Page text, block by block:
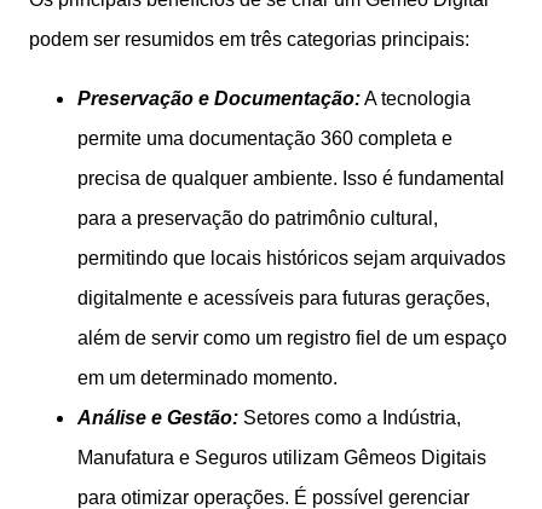
podem ser resumidos em três categorias principais:
Preservação e Documentação:A tecnologia
permite uma documentação 360 completa e
precisa de qualquer ambiente. Isso é fundamental
para a preservação do patrimônio cultural,
permitindo que locais históricos sejam arquivados
digitalmente e acessíveis para futuras gerações,
além de servir como um registro fiel de um espaço
em um determinado momento.
Análise e Gestão: Setores como a Indústria,
Manufatura e Seguros utilizam Gêmeos Digitais
para otimizar operações. É possível gerenciar